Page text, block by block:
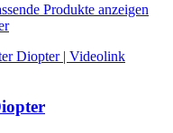
Produkte anzeigen